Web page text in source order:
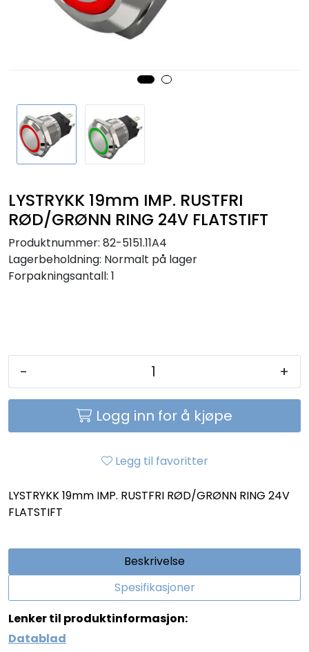
LYSTRYKK 19mm IMP. RUSTFRI
RØD/GRØNN RING 24V FLATSTIFT
Produktnummer: 82-5151.11A4
Lagerbeholdning: Normalt på lager
Forpakningsantall: 1
- +
Logg inn for å kjøpe
Legg til favoritter
LYSTRYKK 19mm IMP. RUSTFRI RØD/GRØNN RING 24V
FLATSTIFT
Beskrivelse
Spesifikasjoner
Lenker til produktinformasjon:
Datablad